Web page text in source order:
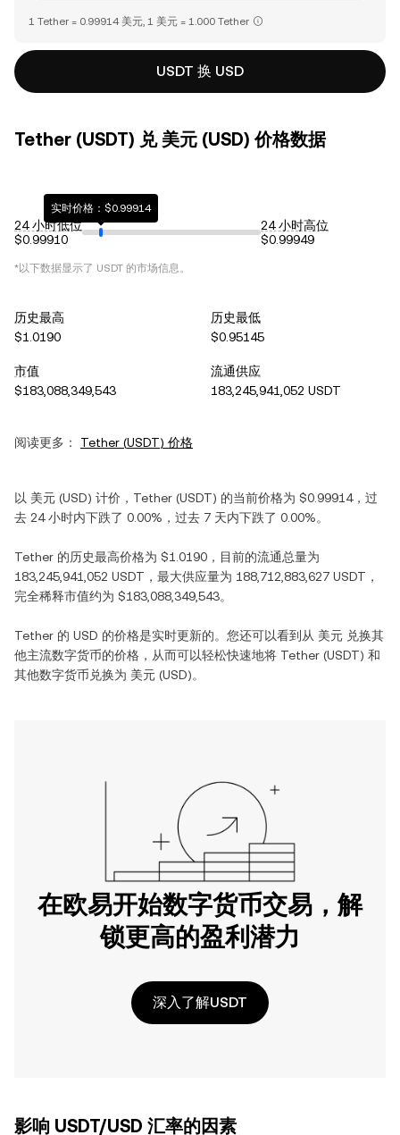
1 Tether = 0.99914 美元, 1 美元 = 1.000 Tether
USDT 换 USD
Tether (USDT) 兑 美元 (USD) 价格数据
24 小时低位
$0.99910
实时价格：$0.99914
24 小时高位
$0.99949
*以下数据显示了 USDT 的市场信息。
历史最高
$1.0190
历史最低
$0.95145
市值
$183,088,349,543
流通供应
183,245,941,052 USDT
阅读更多： Tether (USDT) 价格
以 美元 (USD) 计价， Tether (USDT) 的当前价格为 $0.99914，过
去 24 小时内下跌了 0.00% ，过去 7 天内下跌了 0.00%。
Tether 的历史最高价格为 $1.0190 ，目前的流通总量为
183,245,941,052 USDT ，最大供应量为 188,712,883,627 USDT ，
完全稀释市值约为 $183,088,349,543。
Tether 的 USD 的价格是实时更新的。您还可以看到从 美元 兑换其
他主流数字货币的价格，从而可以轻松快速地将 Tether (USDT) 和
其他数字货币兑换为 美元 (USD)。
在欧易开始数字货币交易，解
锁更高的盈利潜力
深入了解USDT
影响 USDT/USD 汇率的因素